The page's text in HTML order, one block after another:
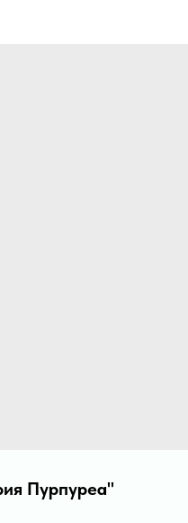
Пурпуреа"